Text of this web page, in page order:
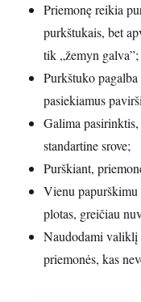
Priemonę reikia
purkštukais, bet
tik „žemyn galva”;
Purkštuko
pasiekiamus
Galima
standartine srove;
Purškiant,
Vienu papurškimu
plotas, greičiau
Naudodami valiklį
priemonės, kas